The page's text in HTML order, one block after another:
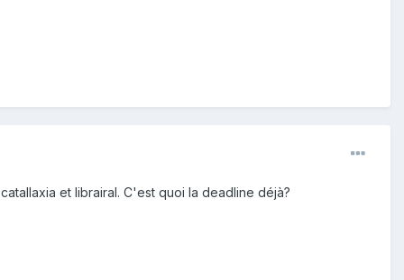
et librairal. C'est quoi la deadline déjà?